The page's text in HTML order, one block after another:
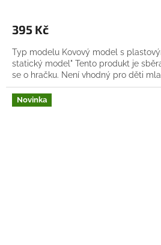
395 Kč
Typ modelu Kovový model s
statický model" Tento produkt je
se o hračku. Není vhodný pro děti
Novinka